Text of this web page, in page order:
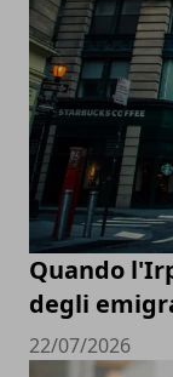
Quando
degli
22/07/2026